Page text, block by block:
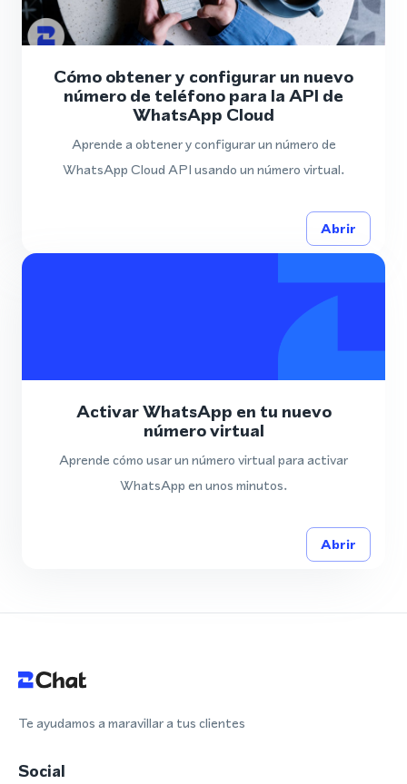
Cómo obtener y configurar un nuevo
número de teléfono para la API de
WhatsApp Cloud
Aprende a obtener y configurar un número de
WhatsApp Cloud API usando un número virtual.
Abrir
Activar WhatsApp en tu nuevo
número virtual
Aprende cómo usar un número virtual para activar
WhatsApp en unos minutos.
Abrir
Te ayudamos a maravillar a tus clientes
Social